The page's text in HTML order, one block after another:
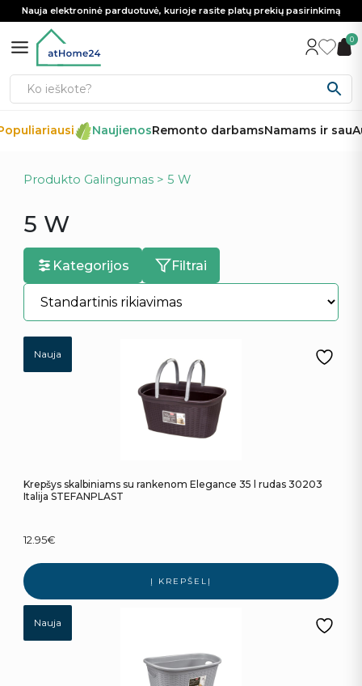
Nauja elektroninė parduotuvė, kurioje rasite platų prekių pasirinkimą
0
NaujienosRemonto darbamsNamams ir sau
Produkto Galingumas > 5 W
5 W
Kategorijos Filtrai
Nauja
Krepšys skalbiniams su rankenom Elegance 35 l rudas 30203
Italija STEFANPLAST
12.95€
Į KREPŠELĮ
Nauja